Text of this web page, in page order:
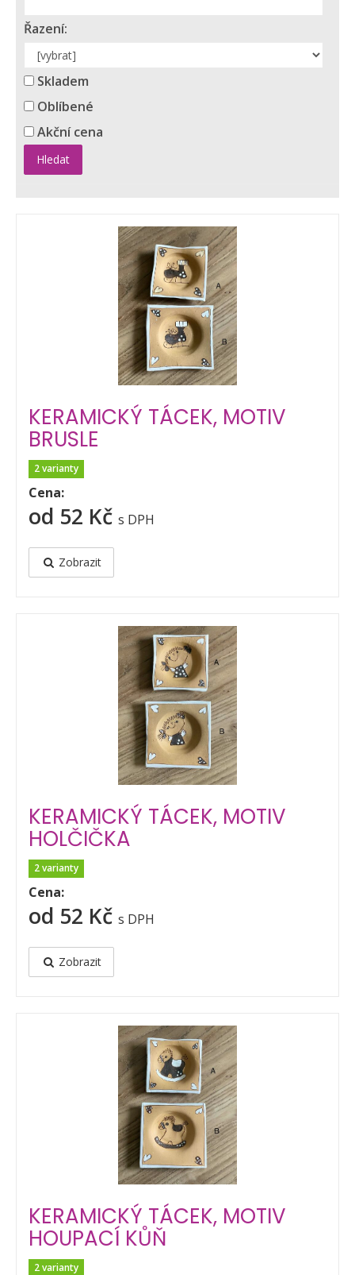
Řazení:
Skladem
Oblíbené
Akční cena
Hledat
KERAMICKÝ TÁCEK, MOTIV
BRUSLE
2 varianty
Cena:
od 52 Kč s DPH
Zobrazit
KERAMICKÝ TÁCEK, MOTIV
HOLČIČKA
2 varianty
Cena:
od 52 Kč s DPH
Zobrazit
KERAMICKÝ TÁCEK, MOTIV
HOUPACÍ KŮŇ
2 varianty